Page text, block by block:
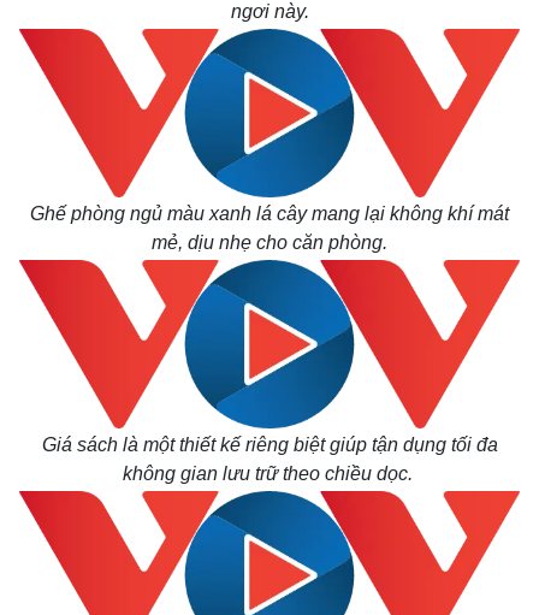
Khởi nghiệp
Giá vàng
Tiêu dùng
Chứng khoán
Giá cà phê
ngơi này.
Ghế phòng ngủ màu xanh lá cây mang lại không khí mát
mẻ, dịu nhẹ cho căn phòng.
Giá sách là một thiết kế riêng biệt giúp tận dụng tối đa
không gian lưu trữ theo chiều dọc.